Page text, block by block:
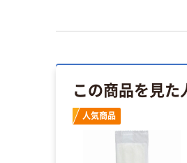
この商品を見
人気商品